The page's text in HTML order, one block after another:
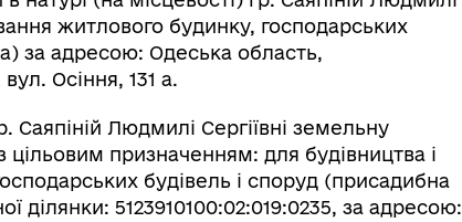
житлового будинку, господарських
за адресою: Одеська область,
Осіння, 131 а.
Саяпіній Людмилі Сергіївні земельну
призначенням: для будівництва і
будівель і споруд (присадибна
ділянки: 5123910100:02:019:0235, за адресою: